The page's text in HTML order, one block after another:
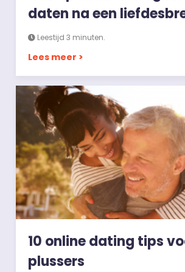
daten na een
Leestijd 3 minuten.
Lees meer >
10 online dating tips
plussers